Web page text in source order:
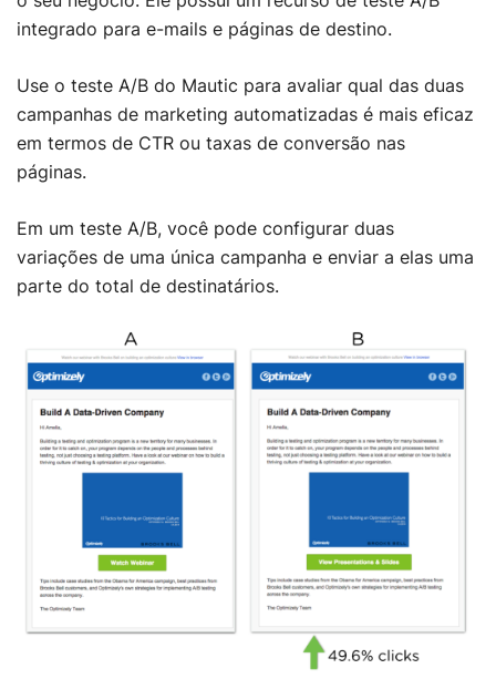
integrado para e-mails e páginas de destino.
Use o teste A/B do Mautic para avaliar qual das duas
campanhas de marketing automatizadas é mais eficaz
em termos de CTR ou taxas de conversão nas
páginas.
Em um teste A/B, você pode configurar duas
variações de uma única campanha e enviar a elas uma
parte do total de destinatários.